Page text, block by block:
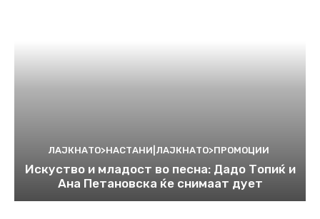
ЛАЈКНАТО>НАСТАНИ|ЛАЈКНАТО>ПРОМОЦИИ
Искуство и младост во песна: Дадо Топиќ и
Ана Петановска ќе снимаат дует